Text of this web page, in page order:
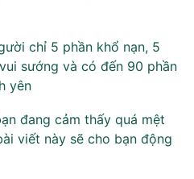
chỉ 5 phần khổ nạn, 5
sướng và có đến 90 phần
yên
đang cảm thấy quá mệt
viết này sẽ cho bạn động